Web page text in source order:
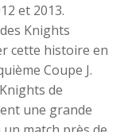
et 2013.
Knights
cette histoire en
Coupe J.
de
une grande